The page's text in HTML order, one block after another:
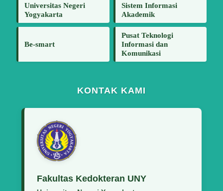
Universitas Negeri
Yogyakarta
Sistem Informasi
Akademik
Be-smart
Pusat Teknologi
Informasi dan
Komunikasi
KONTAK KAMI
Fakultas Kedokteran UNY